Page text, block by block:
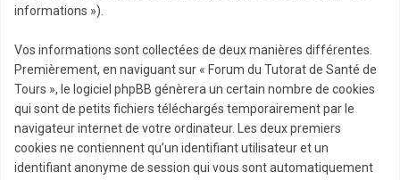
informations »).
Vos informations sont collectées de deux manières différentes.
Premièrement, en naviguant sur « Forum du Tutorat de Santé de
Tours », le logiciel phpBB génèrera un certain nombre de cookies
qui sont de petits fichiers téléchargés temporairement par le
navigateur internet de votre ordinateur. Les deux premiers
cookies ne contiennent qu’un identifiant utilisateur et un
identifiant anonyme de session qui vous sont automatiquement